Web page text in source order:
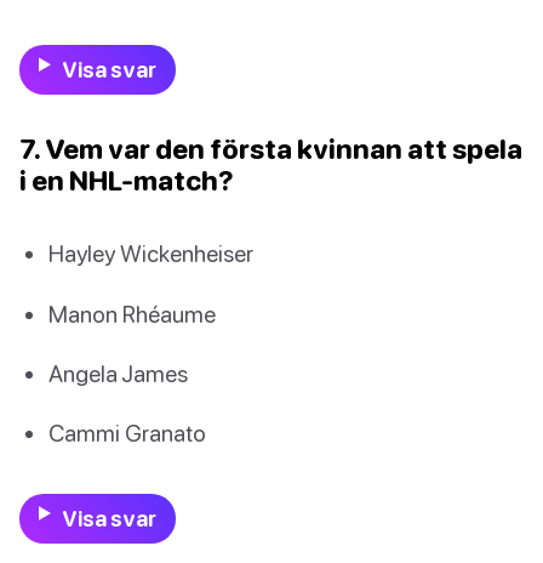
Visa svar
7. Vem var den första kvinnan att spela
i en NHL-match?
Hayley Wickenheiser
Manon Rhéaume
Angela James
Cammi Granato
Visa svar